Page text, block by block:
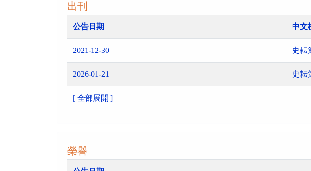
出刊
公告日期 中文
2021-12-30 史耘
2026-01-21 史耘
[ 全部展開 ]
榮譽